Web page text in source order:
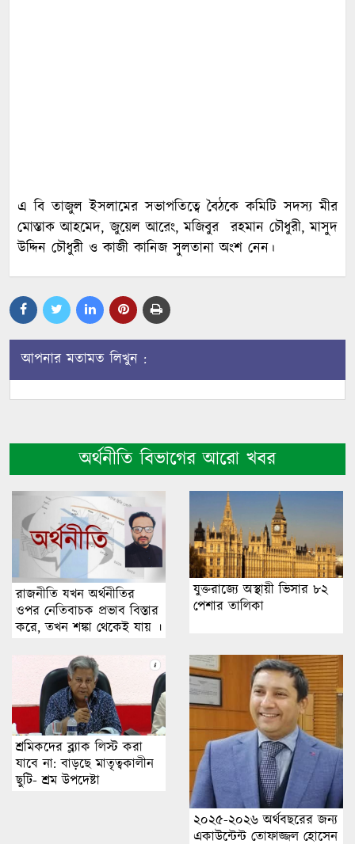
এ বি তাজুল ইসলামের সভাপতিত্বে বৈঠকে কমিটি সদস্য মীর
মোস্তাক আহমেদ, জুয়েল আরেং, মজিবুর রহমান চৌধুরী, মাসুদ
উদ্দিন চৌধুরী ও কাজী কানিজ সুলতানা অংশ নেন।
আপনার মতামত লিখুন :
অর্থনীতি বিভাগের আরো খবর
রাজনীতি যখন অর্থনীতির
ওপর নেতিবাচক প্রভাব বিস্তার
করে, তখন শঙ্কা থেকেই যায় ।
যুক্তরাজ্যে অস্থায়ী ভিসার ৮২
পেশার তালিকা
শ্রমিকদের ব্ল্যাক লিস্ট করা
যাবে না: বাড়ছে মাতৃত্বকালীন
ছুটি- শ্রম উপদেষ্টা
২০২৫-২০২৬ অর্থবছরের জন্য
একাউন্টেন্ট তোফাজ্জল হোসেন